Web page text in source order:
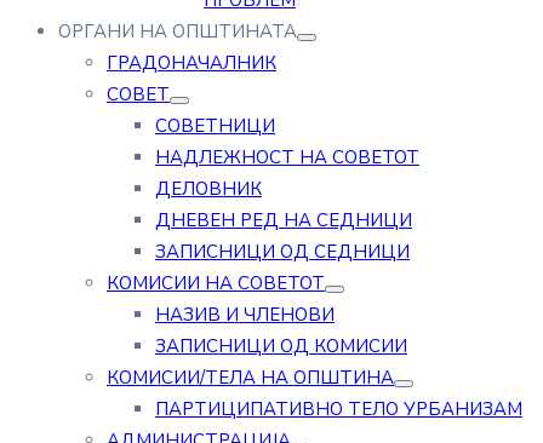
ОРГАНИ НА ОПШТИНАТА
ГРАДОНАЧАЛНИК
СОВЕТ
СОВЕТНИЦИ
НАДЛЕЖНОСТ НА СОВЕТОТ
ДЕЛОВНИК
ДНЕВЕН РЕД НА СЕДНИЦИ
ЗАПИСНИЦИ ОД СЕДНИЦИ
КОМИСИИ НА СОВЕТОТ
НАЗИВ И ЧЛЕНОВИ
ЗАПИСНИЦИ ОД КОМИСИИ
КОМИСИИ/ТЕЛА НА ОПШТИНА
ПАРТИЦИПАТИВНО ТЕЛО УРБАНИЗАМ